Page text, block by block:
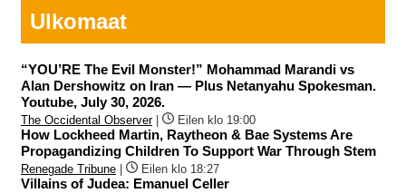
Ulkomaat
“YOU’RE The Evil Monster!” Mohammad Marandi vs
Alan Dershowitz on Iran — Plus Netanyahu Spokesman.
Youtube, July 30, 2026.
The Occidental Observer| Eilen klo 19:00
How Lockheed Martin, Raytheon & Bae Systems Are
Propagandizing Children To Support War Through Stem
Renegade Tribune Eilen klo 18:27
Villains of Judea: Emanuel Celler